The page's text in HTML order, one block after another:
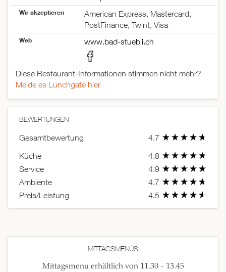
Wir akzeptieren
American Express, Mastercard,
PostFinance, Twint, Visa
Web www.bad-stuebli.ch
Diese Restaurant-Informationen stimmen nicht mehr?
Melde es Lunchgate hier
BEWERTUNGEN
Gesamtbewertung
4.7
Küche
4.8
Service
4.9
Ambiente
4.7
Preis/Leistung
4.5
MITTAGSMENÜS
Mittagsmenu erhältlich von 11.30 - 13.45